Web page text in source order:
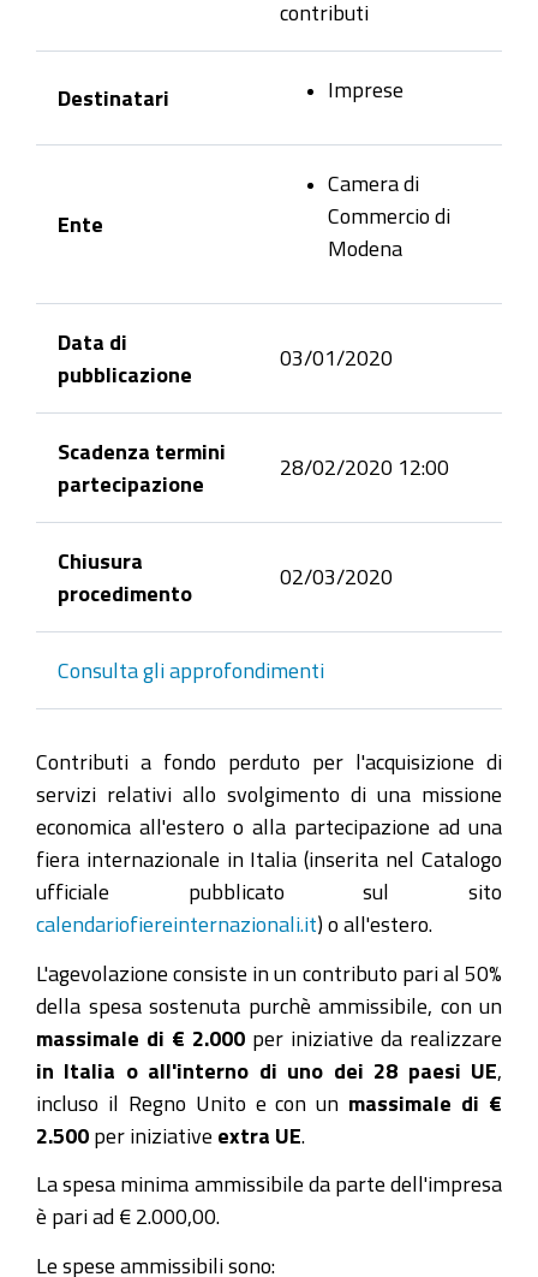
contributi
Destinatari Imprese
Ente
Camera di
Commercio di
Modena
Data di
pubblicazione
03/01/2020
Scadenza termini
partecipazione
28/02/2020 12:00
Chiusura
procedimento
02/03/2020
Consulta gli approfondimenti
Contributi a fondo perduto per l'acquisizione di
servizi relativi allo svolgimento di una missione
economica all'estero o alla partecipazione ad una
fiera internazionale in Italia (inserita nel Catalogo
ufficiale pubblicato sul sito
calendariofiereinternazionali.it) o all'estero.
L'agevolazione consiste in un contributo pari al 50%
della spesa sostenuta purchè ammissibile, con un
massimale di € 2.000 per iniziative da realizzare
in Italia o all'interno di uno dei 28 paesi UE
incluso il Regno Unito e con un massimale di €
2.500 per iniziative extra UE
La spesa minima ammissibile da parte dell'impresa
è pari ad € 2.000,00.
Le spese ammissibili sono: